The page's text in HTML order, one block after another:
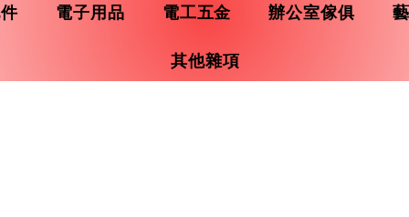
電子用品 電工五金 辦公室傢俱
其他雜項